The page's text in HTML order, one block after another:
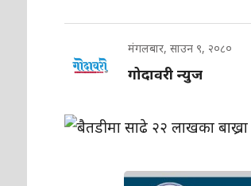
मंगलबार, साउन ९, २०८०
गोदावरी न्युज